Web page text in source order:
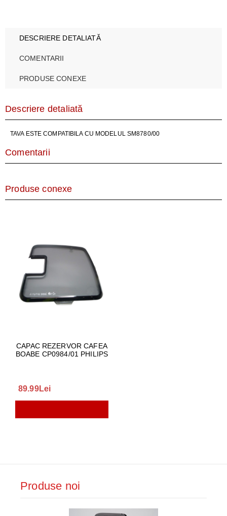
DESCRIERE DETALIATĂ
COMENTARII
PRODUSE CONEXE
Descriere detaliată
TAVA ESTE COMPATIBILA CU MODELUL SM8780/00
Comentarii
Produse conexe
CAPAC REZERVOR CAFEA
BOABE CP0984/01 PHILIPS
89.99Lei
Produse noi